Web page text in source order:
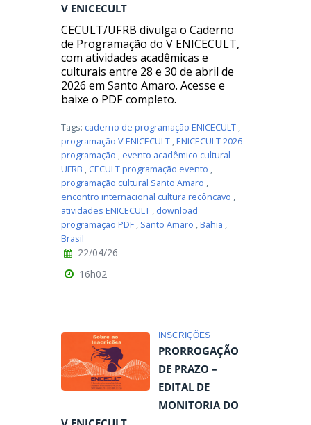
V ENICECULT
CECULT/UFRB divulga o Caderno
de Programação do V ENICECULT,
com atividades acadêmicas e
culturais entre 28 e 30 de abril de
2026 em Santo Amaro. Acesse e
baixe o PDF completo.
Tags: caderno de programação ENICECULT ,
programação V ENICECULT ,ENICECULT 2026
programação , evento acadêmico cultural
UFRB , CECULT programação evento ,
programação cultural Santo Amaro ,
encontro internacional cultura recôncavo ,
atividades ENICECULT , download
programação PDF , Santo Amaro ,Bahia ,
Brasil
22/04/26
16h02
INSCRIÇÕES
PRORROGAÇÃO
DE PRAZO –
EDITAL DE
MONITORIA DO